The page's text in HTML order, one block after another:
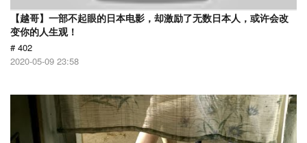
【越哥】一部不起眼的日本电影，却激励了无数日本人，或许会改
变你的人生观！
# 402
2020-05-09 23:58